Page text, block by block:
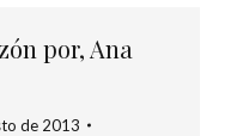
por, Ana
de 2013